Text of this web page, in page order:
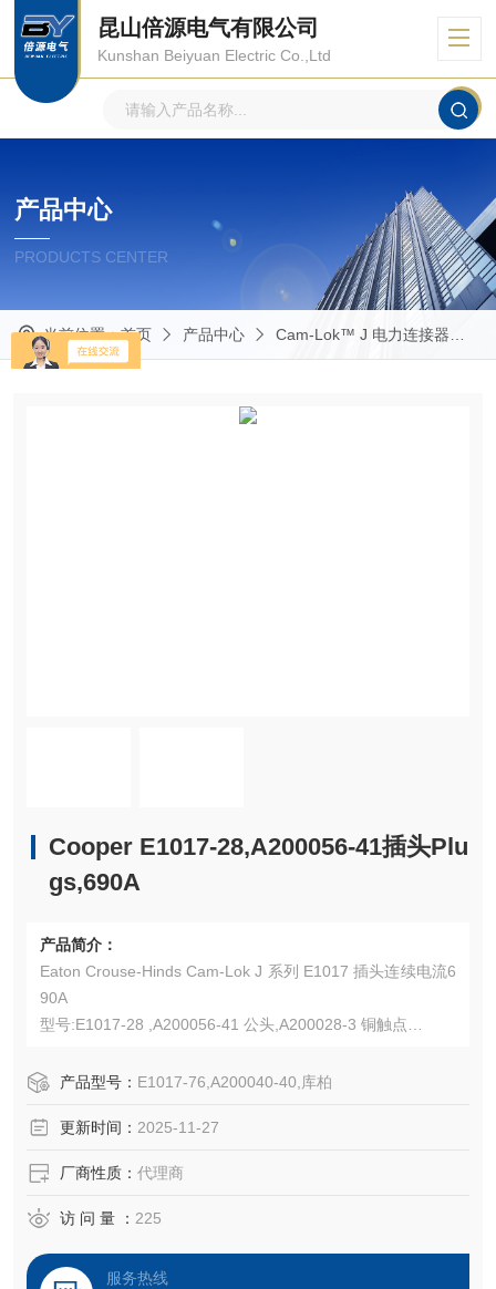
昆山倍源电气有限公司
Kunshan Beiyuan Electric Co.,Ltd
产品中心
PRODUCTS CENTER
当前位置：首页 产品中心 Cam-Lok™ J 电力连接器
Cooper E1017-28,A200056-41插头Plu
gs,690A
产品简介：
Eaton Crouse-Hinds Cam-Lok J 系列 E1017 插头连续电流6
90A
型号:E1017-28 ,A200056-41 公头,A200028-3 铜触点
600 Vac/dc,750 kcmil,压接式,黄铜触点,硫化橡胶
产品型号： E1017-76,A200040-40,库柏
更新时间： 2025-11-27
厂商性质： 代理商
访 问 量 ： 225
服务热线